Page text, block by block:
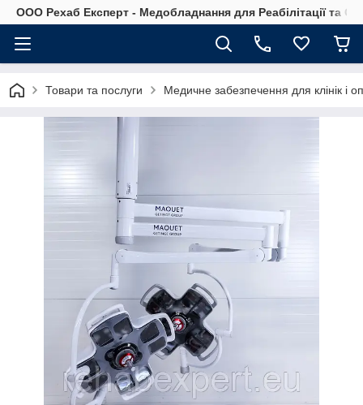
OOO Рехаб Експерт - Медобладнання для Реабілітації та
Товари та послуги Медичне забезпечення для клінік і